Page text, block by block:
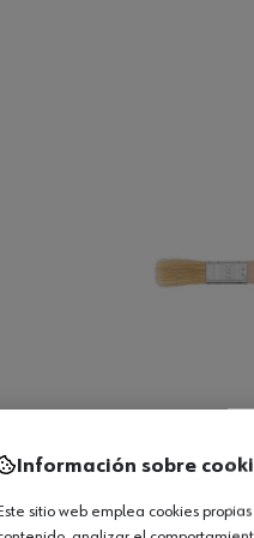
Información sobre
sitio web emplea cookies